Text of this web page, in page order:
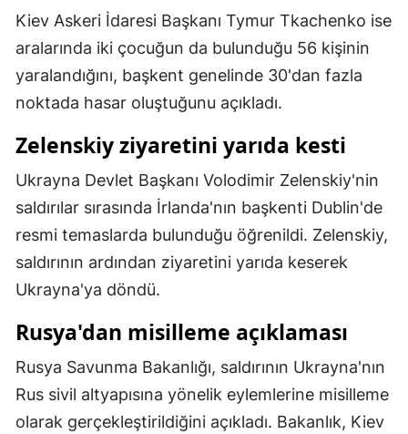
Konya
Kütahya
Malatya
Kahramanmaraş
Mardin
Muğla
Muş
Ordu
Rize
Kiev Askeri İdaresi Başkanı Tymur Tkachenko ise
aralarında iki çocuğun da bulunduğu 56 kişinin
yaralandığını, başkent genelinde 30'dan fazla
noktada hasar oluştuğunu açıkladı.
Zelenskiy ziyaretini yarıda kesti
Ukrayna Devlet Başkanı Volodimir Zelenskiy'nin
saldırılar sırasında İrlanda'nın başkenti Dublin'de
resmi temaslarda bulunduğu öğrenildi. Zelenskiy,
saldırının ardından ziyaretini yarıda keserek
Ukrayna'ya döndü.
Rusya'dan misilleme açıklaması
Rusya Savunma Bakanlığı, saldırının Ukrayna'nın
Rus sivil altyapısına yönelik eylemlerine misilleme
olarak gerçekleştirildiğini açıkladı. Bakanlık, Kiev